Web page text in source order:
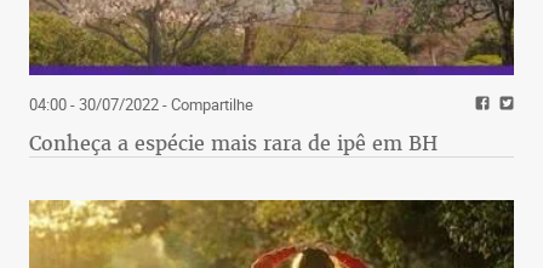
04:00 - 30/07/2022- Compartilhe
Conheça a espécie mais rara de ipê em BH